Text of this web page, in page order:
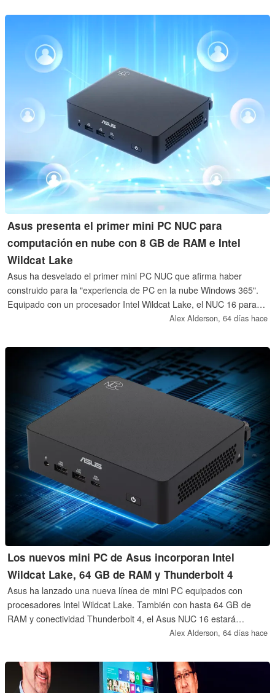
autonomía.
Asus presenta el primer mini PC NUC para
computación en nube con 8 GB de RAM e Intel
Wildcat Lake
Asus ha desvelado el primer mini PC NUC que afirma haber
construido para la "experiencia de PC en la nube Windows 365".
Equipado con un procesador Intel Wildcat Lake, el NUC 16 para
Windows 365 también estará limitado a tan solo 8 GB de RAM.
Alex Alderson, 64 días hace
Los nuevos mini PC de Asus incorporan Intel
Wildcat Lake, 64 GB de RAM y Thunderbolt 4
Asus ha lanzado una nueva línea de mini PC equipados con
procesadores Intel Wildcat Lake. También con hasta 64 GB de
RAM y conectividad Thunderbolt 4, el Asus NUC 16 estará
disponible también en forma de placa base.Alex Alderson, 64 días hace